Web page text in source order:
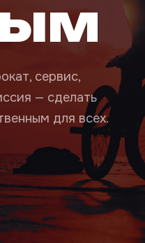
сервис,
— сделать
для всех.